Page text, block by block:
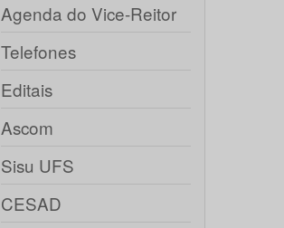
Agenda do Vice-Reitor
Telefones
Editais
Ascom
Sisu UFS
CESAD